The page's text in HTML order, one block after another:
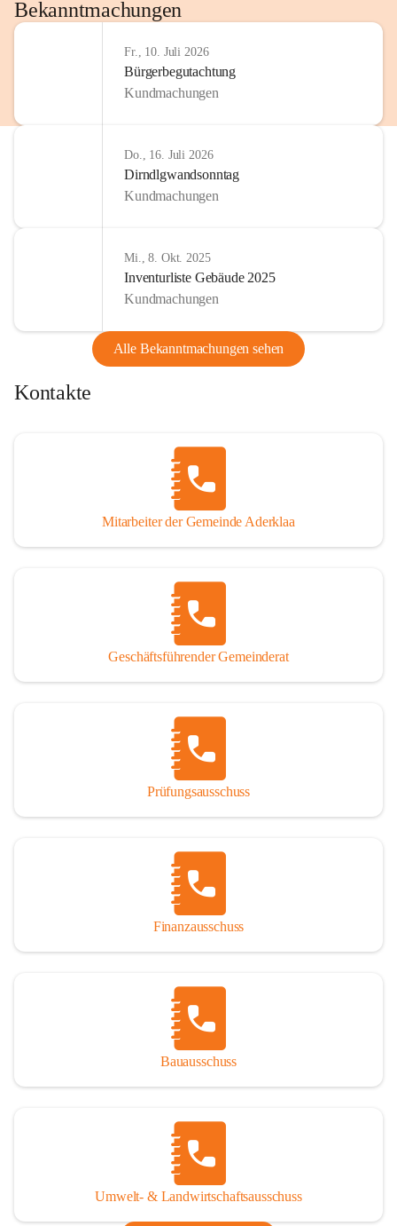
http://www.omv.com
Bekanntmachungen
Fr., 10. Juli 2026
Bürgerbegutachtung
Kundmachungen
Do., 16. Juli 2026
Dirndlgwandsonntag
Kundmachungen
Mi., 8. Okt. 2025
Inventurliste Gebäude 2025
Kundmachungen
Alle Bekanntmachungen sehen
Kontakte
Mitarbeiter der Gemeinde Aderklaa
Geschäftsführender Gemeinderat
Prüfungsausschuss
Finanzausschuss
Bauausschuss
Umwelt- & Landwirtschaftsausschuss